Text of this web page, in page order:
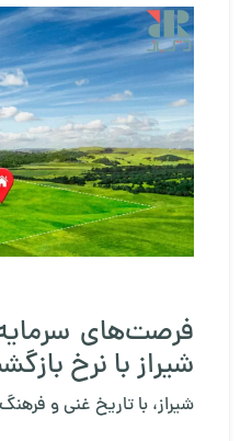
فرصت‌های
شیراز با نرخ
شیراز، با تاریخ غنی و